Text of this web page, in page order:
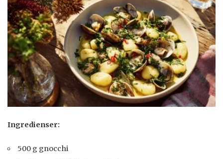
Ingredienser:
500 g gnocchi